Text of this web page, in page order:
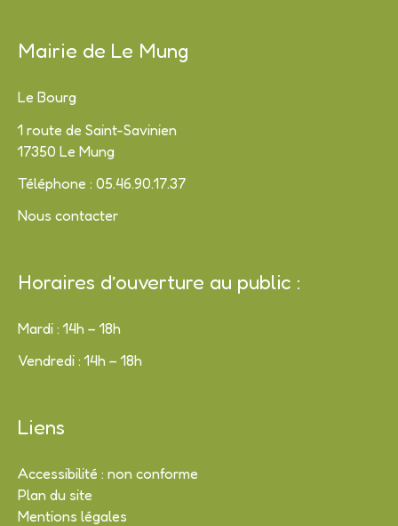
Mairie de Le Mung
Le Bourg
1 route de Saint-Savinien
17350 Le Mung
Téléphone : 05.46.90.17.37
Nous contacter
Horaires d’ouverture au public :
Mardi : 14h – 18h
Vendredi : 14h – 18h
Liens
Accessibilité : non conforme
Plan du site
Mentions légales